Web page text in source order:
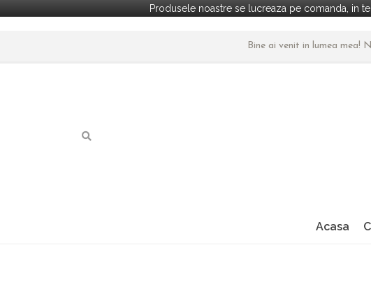
Produsele noastre se lucreaza pe comanda, in
Bine ai venit in lumea mea!
Acasa